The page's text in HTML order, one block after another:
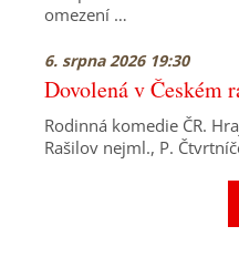
omezení …
6. srpna 2026 19:30
Dovolená v Českém
Rodinná komedie ČR.
Rašilov nejml., P.